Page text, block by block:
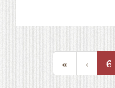
« ‹ 6